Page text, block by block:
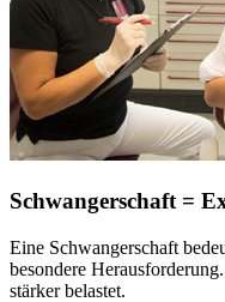
Schwangerschaft =
Eine Schwangerschaft
besondere
stärker belastet.